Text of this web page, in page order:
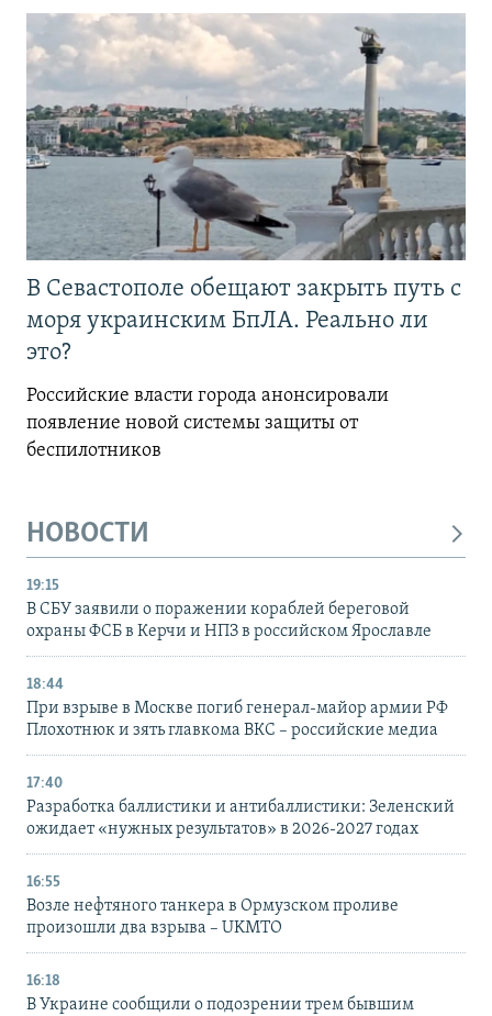
В Севастополе обещают закрыть путь с
моря украинским БпЛА. Реально ли
это?
Российские власти города анонсировали
появление новой системы защиты от
беспилотников
НОВОСТИ
19:15
В СБУ заявили о поражении кораблей береговой
охраны ФСБ в Керчи и НПЗ в российском Ярославле
18:44
При взрыве в Москве погиб генерал-майор армии РФ
Плохотнюк и зять главкома ВКС – российские медиа
17:40
Разработка баллистики и антибаллистики: Зеленский
ожидает «нужных результатов» в 2026-2027 годах
16:55
Возле нефтяного танкера в Ормузском проливе
произошли два взрыва – UKMTO
16:18
В Украине сообщили о подозрении трем бывшим